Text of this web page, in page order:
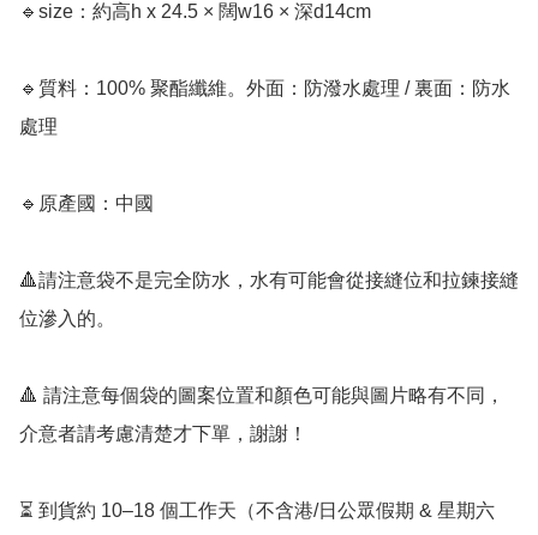
🔹size：約高h x 24.5 × 闊w16 × 深d14cm
🔹質料：100% 聚酯纖維。外面：防潑水處理 / 裏面：防水
處理
🔹原產國：中國
🔺請注意袋不是完全防水，水有可能會從接縫位和拉鍊接縫
位滲入的。
🔺 請注意每個袋的圖案位置和顏色可能與圖片略有不同，
介意者請考慮清楚才下單，謝謝！
⏳ 到貨約 10–18 個工作天（不含港/日公眾假期 & 星期六